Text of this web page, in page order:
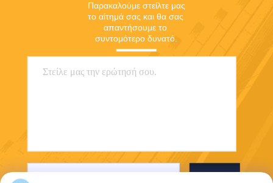
Παρακαλούμε στείλτε μας
το αίτημά σας και θα σας
απαντήσουμε το
συντομότερο δυνατό.